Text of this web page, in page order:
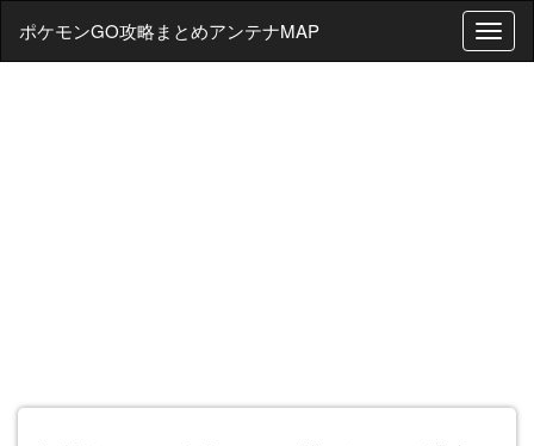
T
o
ポケモンGO攻略まとめアンテナMAP